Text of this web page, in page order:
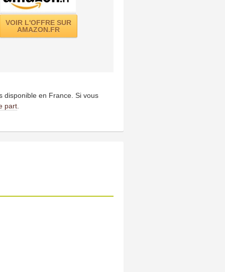
VOIR L'OFFRE SUR
AMAZON.FR
disponible en France. Si vous
part